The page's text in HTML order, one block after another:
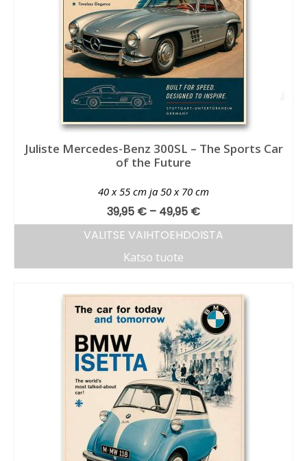
Juliste Mercedes-Benz 300SL – The Sports Car
of the Future
40 x 55 cm ja 50 x 70 cm
39,95 € – 49,95 €
VALITSE VAIHTOEHDOISTA
Katso tuote